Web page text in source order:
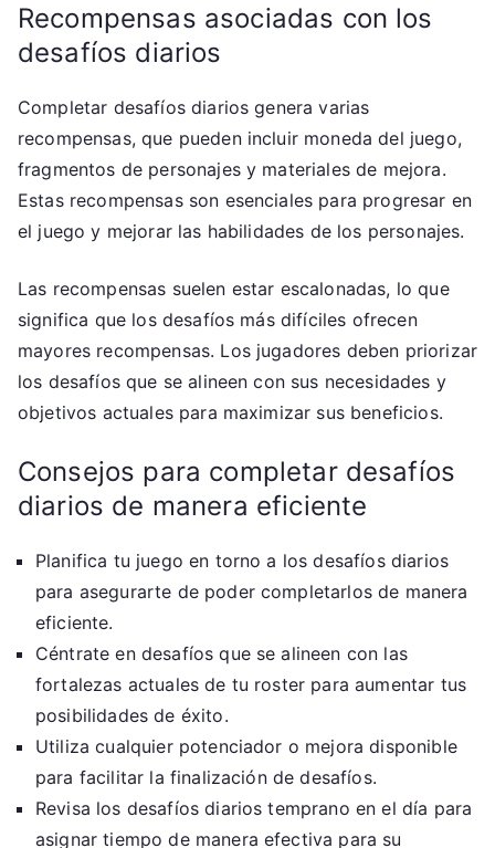
Recompensas asociadas con los
desafíos diarios
Completar desafíos diarios genera varias
recompensas, que pueden incluir moneda del juego,
fragmentos de personajes y materiales de mejora.
Estas recompensas son esenciales para progresar en
el juego y mejorar las habilidades de los personajes.
Las recompensas suelen estar escalonadas, lo que
significa que los desafíos más difíciles ofrecen
mayores recompensas. Los jugadores deben priorizar
los desafíos que se alineen con sus necesidades y
objetivos actuales para maximizar sus beneficios.
Consejos para completar desafíos
diarios de manera eficiente
Planifica tu juego en torno a los desafíos diarios
para asegurarte de poder completarlos de manera
eficiente.
Céntrate en desafíos que se alineen con las
fortalezas actuales de tu roster para aumentar tus
posibilidades de éxito.
Utiliza cualquier potenciador o mejora disponible
para facilitar la finalización de desafíos.
Revisa los desafíos diarios temprano en el día para
asignar tiempo de manera efectiva para su